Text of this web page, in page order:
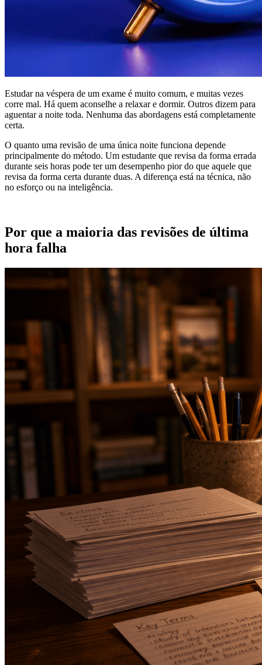
Estudar na véspera de um exame é muito comum, e muitas vezes
corre mal. Há quem aconselhe a relaxar e dormir. Outros dizem para
aguentar a noite toda. Nenhuma das abordagens está completamente
certa.
O quanto uma revisão de uma única noite funciona depende
principalmente do método. Um estudante que revisa da forma errada
durante seis horas pode ter um desempenho pior do que aquele que
revisa da forma certa durante duas. A diferença está na técnica, não
no esforço ou na inteligência.
Por que a maioria das revisões de última
hora falha